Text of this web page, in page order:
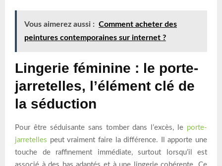
Vous aimerez aussi : Comment acheter des
peintures contemporaines sur internet ?
Lingerie féminine : le porte-
jarretelles, l’élément clé de
la séduction
Pour être séduisante sans tomber dans l’excès, le porte-
jarretelles peut vraiment faire la différence. Il apporte une
touche de raffinement immédiate, surtout lorsqu’il est
associé à des bas adaptés et à une lingerie cohérente. Ce